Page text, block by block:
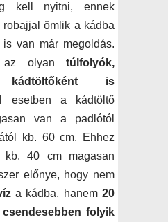
kell nyitni, ennek
ömlik a kádba
van már megoldás.
olyan túlfolyók,
is
esetben a kádtöltő
van a padlótól
kb. 60 cm. Ehhez
40 cm magasan
előnye, hogy nem
a kádba, hanem 20
csendesebben folyik